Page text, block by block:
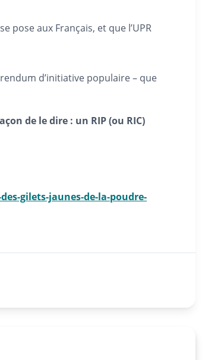
aux Français, et que l’UPR
d’initiative populaire – que
de le dire : un RIP (ou RIC)
gilets-jaunes-de-la-poudre-